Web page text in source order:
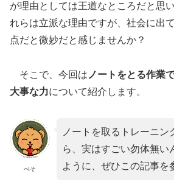
が理由としては王道なところだと思
れらは立派な理由ですが、社会に出
点だと微妙だと感じませんか？
そこで、今回は ノートをとる作業
大事な力について紹介します。
ぺそ
ノートを取るトレーニン
ら、実はすごい勿体無い
ように、ぜひこの記事を